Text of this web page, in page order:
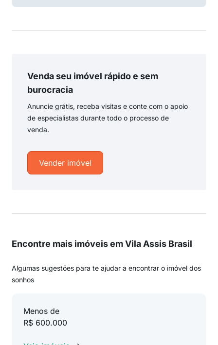
Venda seu imóvel rápido e sem
burocracia
Anuncie grátis, receba visitas e conte com o apoio
de especialistas durante todo o processo de
venda.
Vender imóvel
Encontre mais imóveis em Vila Assis Brasil
Algumas sugestões para te ajudar a encontrar o imóvel dos
sonhos
Menos de
R$ 600.000